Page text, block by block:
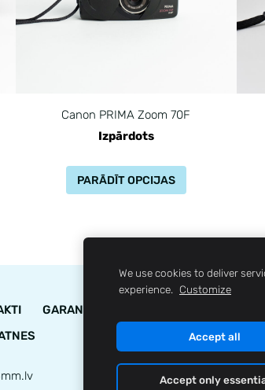
Canon PRIMA Zoom 70F
Izpārdots
PARĀDĪT OPCIJAS
GARANTIJA
We use cookies to deliver
experience. Customize
Accept all
Accept only